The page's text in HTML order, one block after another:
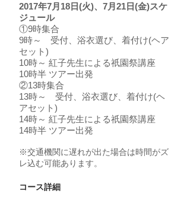
2017年7月18日(火)、7月21日(金)スケ
ジュール
①9時集合
9時～ 受付、浴衣選び、着付け(ヘア
セット)
10時～ 紅子先生による祇園祭講座
10時半 ツアー出発
②13時集合
13時～ 受付、浴衣選び、着付け(ヘ
アセット)
14時～ 紅子先生による祇園祭講座
14時半 ツアー出発
※交通機関に遅れが出た場合は時間がズ
レ込む可能あります。
コース詳細